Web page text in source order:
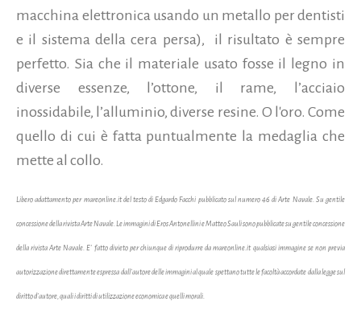
macchina elettronica usando un metallo per dentisti
e il sistema della cera persa), il risultato è sempre
perfetto. Sia che il materiale usato fosse il legno in
diverse essenze, l’ottone, il rame, l’acciaio
inossidabile, l’alluminio, diverse resine. O l'oro. Come
quello di cui è fatta puntualmente la medaglia che
mette al collo.
Libero adattamento per mareonline.it del testo di Edgardo Facchi pubblicato sul numero 46 di Arte Navale. Su gentile
concessione della rivista Arte Navale. Le immagini di Eros Antonellini e Matteo Sauli sono pubblicate su gentile concessione
della rivista Arte Navale. E' fatto divieto per chiunque di riprodurre da mareonline.it qualsiasi immagine se non previa
autorizzazione direttamente espressa dall'autore delle immagini al quale spettano tutte le facoltà accordate dalla legge sul
diritto d'autore, quali i diritti di utilizzazione economica e quelli morali.